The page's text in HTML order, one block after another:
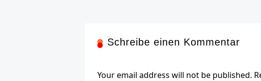
Schreibe einen Kommentar
Your email address will not be published.